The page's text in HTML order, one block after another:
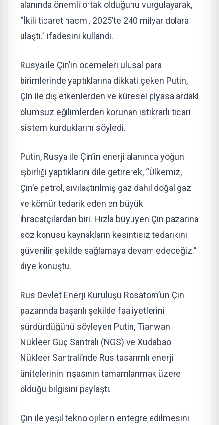
alanında önemli ortak olduğunu vurgulayarak,
“İkili ticaret hacmi, 2025’te 240 milyar dolara
ulaştı.” ifadesini kullandı.
Rusya ile Çin’in ödemeleri ulusal para
birimlerinde yaptıklarına dikkati çeken Putin,
Çin ile dış etkenlerden ve küresel piyasalardaki
olumsuz eğilimlerden korunan istikrarlı ticari
sistem kurduklarını söyledi.
Putin, Rusya ile Çin’in enerji alanında yoğun
işbirliği yaptıklarını dile getirerek, “Ülkemiz,
Çin’e petrol, sıvılaştırılmış gaz dahil doğal gaz
ve kömür tedarik eden en büyük
ihracatçılardan biri. Hızla büyüyen Çin pazarına
söz konusu kaynakların kesintisiz tedarikini
güvenilir şekilde sağlamaya devam edeceğiz.”
diye konuştu.
Rus Devlet Enerji Kuruluşu Rosatom’un Çin
pazarında başarılı şekilde faaliyetlerini
sürdürdüğünü söyleyen Putin, Tianwan
Nükleer Güç Santrali (NGS) ve Xudabao
Nükleer Santrali’nde Rus tasarımlı enerji
ünitelerinin inşasının tamamlanmak üzere
olduğu bilgisini paylaştı.
Çin ile yeşil teknolojilerin entegre edilmesini